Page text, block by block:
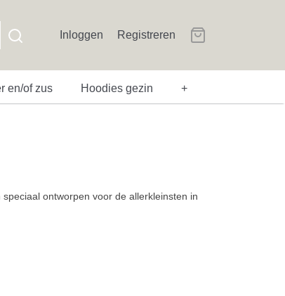
Inloggen Registreren
en/of zus Hoodies gezin +
ontworpen voor de allerkleinsten in